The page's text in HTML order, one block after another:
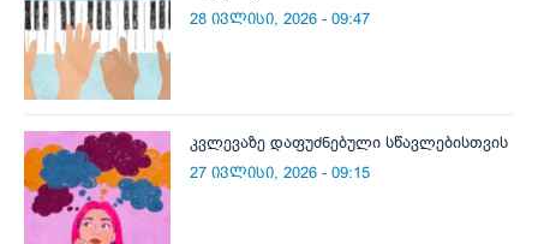
28 ივლისი, 2026 - 09:47
კვლევაზე დაფუძნებული სწავლებისთვის
27 ივლისი, 2026 - 09:15